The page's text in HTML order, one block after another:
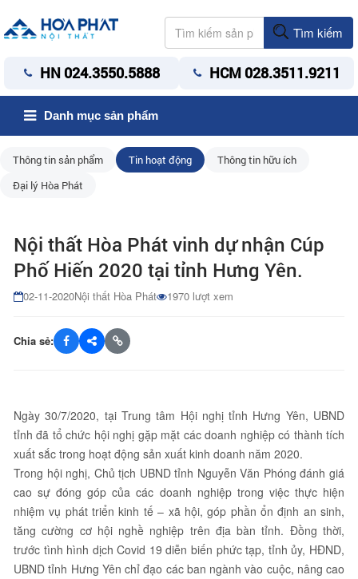
Tìm kiếm
HN 024.3550.5888 HCM 028.3511.9211
Danh mục sản phẩm
Thông tin sản phẩm Tin hoạt động
Thông tin hữu ích
Đại lý Hòa Phát
Nội thất Hòa Phát vinh dự nhận Cúp
Phố Hiến 2020 tại tỉnh Hưng Yên.
02-11-2020Nội thất Hòa Phát 1970 lượt xem
Chia sẻ:
Ngày 30/7/2020, tại Trung tâm Hội nghị tỉnh Hưng Yên, UBND
tỉnh đã tổ chức hội nghị gặp mặt các doanh nghiệp có thành tích
xuất sắc trong hoạt động sản xuất kinh doanh năm 2020.
Trong hội nghị, Chủ tịch UBND tỉnh Nguyễn Văn Phóng đánh giá
cao sự đóng góp của các doanh nghiệp trong việc thực hiện
nhiệm vụ phát triển kinh tế – xã hội, góp phần ổn định an sinh,
tăng cường cơ hội nghề nghiệp trên địa bàn tỉnh. Đồng thời,
trước tình hình dịch Covid 19 diễn biến phức tạp, tỉnh ủy, HĐND,
UBND tỉnh Hưng Yên chỉ đạo các ban ngành vào cuộc, nâng cao